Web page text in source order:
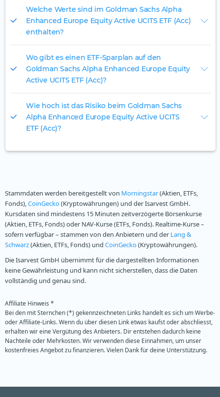
Welche Werte sind im Goldman Sachs Alpha
Enhanced Europe Equity Active UCITS ETF (Acc)
enthalten?
Wo gibt es einen ETF-Sparplan auf den
Goldman Sachs Alpha Enhanced Europe Equity
Active UCITS ETF (Acc)?
Wie hoch ist das Risiko beim Goldman Sachs
Alpha Enhanced Europe Equity Active UCITS
ETF (Acc)?
Stammdaten werden bereitgestellt von Morningstar(Aktien, ETFs,
Fonds),CoinGecko(Kryptowährungen) und der Isarvest GmbH.
Kursdaten sind mindestens 15 Minuten zeitverzögerte Börsenkurse
(Aktien, ETFs, Fonds) oder NAV-Kurse (ETFs, Fonds). Realtime-Kurse –
sofern verfügbar – stammen von den Anbietern und der Lang &
Schwarz(Aktien, ETFs, Fonds) und CoinGecko(Kryptowährungen).
Die Isarvest GmbH übernimmt für die dargestellten Informationen
keine Gewährleistung und kann nicht sicherstellen, dass die Daten
vollständig und genau sind.
Affiliate Hinweis *
Bei den mit Sternchen (*) gekennzeichneten Links handelt es sich um Werbe-
oder Affiliate-Links. Wenn du über diesen Link etwas kaufst oder abschliesst,
erhalten wir eine Vergütung des Anbieters. Dir entstehen dadurch keine
Nachteile oder Mehrkosten. Wir verwenden diese Einnahmen, um unser
kostenfreies Angebot zu finanzieren. Vielen Dank für deine Unterstützung.